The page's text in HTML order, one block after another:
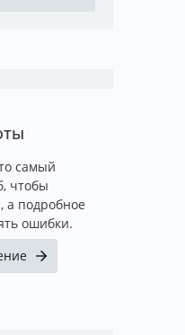
самый
чтобы
а подробное
ошибки.